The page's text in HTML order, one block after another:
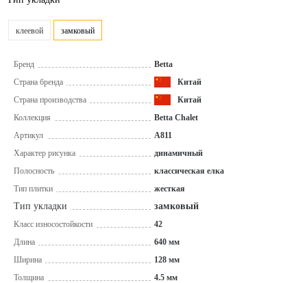
клеевой замковый
Бренд
Betta
Страна бренда
Китай
Страна производства
Китай
Коллекция
Betta Chalet
Артикул
A811
Характер рисунка
динамичный
Полосность
классическая елка
Тип плитки
жесткая
Тип укладки замковый
Класс износостойкости
42
Длина
640 мм
Ширина
128 мм
Толщина
4.5 мм